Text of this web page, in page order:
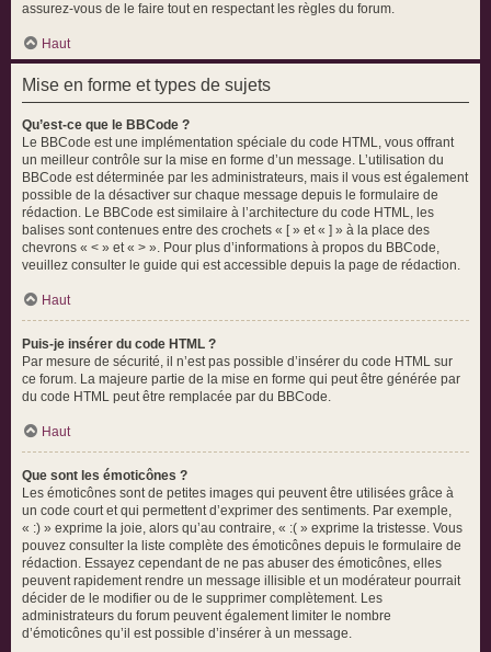
assurez-vous de le faire tout en respectant les règles du forum.
Haut
Mise en forme et types de sujets
Qu’est-ce que le BBCode ?
Le BBCode est une implémentation spéciale du code HTML, vous offrant
un meilleur contrôle sur la mise en forme d’un message. L’utilisation du
BBCode est déterminée par les administrateurs, mais il vous est également
possible de la désactiver sur chaque message depuis le formulaire de
rédaction. Le BBCode est similaire à l’architecture du code HTML, les
balises sont contenues entre des crochets « [ » et « ] » à la place des
chevrons « < » et « > ». Pour plus d’informations à propos du BBCode,
veuillez consulter le guide qui est accessible depuis la page de rédaction.
Haut
Puis-je insérer du code HTML ?
Par mesure de sécurité, il n’est pas possible d’insérer du code HTML sur
ce forum. La majeure partie de la mise en forme qui peut être générée par
du code HTML peut être remplacée par du BBCode.
Haut
Que sont les émoticônes ?
Les émoticônes sont de petites images qui peuvent être utilisées grâce à
un code court et qui permettent d’exprimer des sentiments. Par exemple,
« :) » exprime la joie, alors qu’au contraire, « :( » exprime la tristesse. Vous
pouvez consulter la liste complète des émoticônes depuis le formulaire de
rédaction. Essayez cependant de ne pas abuser des émoticônes, elles
peuvent rapidement rendre un message illisible et un modérateur pourrait
décider de le modifier ou de le supprimer complètement. Les
administrateurs du forum peuvent également limiter le nombre
d’émoticônes qu’il est possible d’insérer à un message.